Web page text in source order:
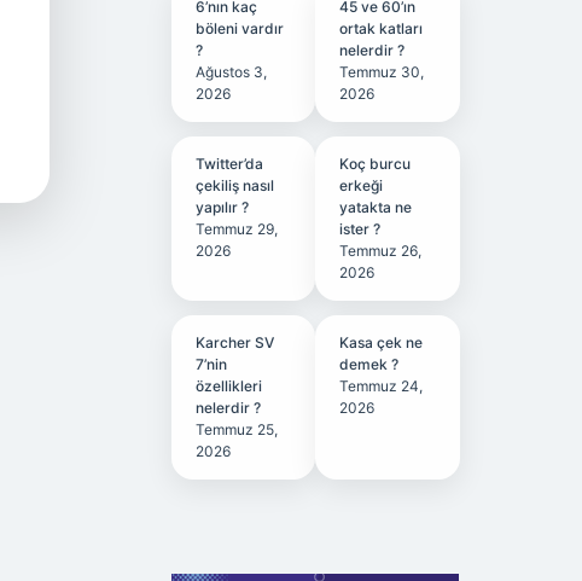
6’nın kaç
böleni vardır
?
Ağustos 3,
2026
45 ve 60’ın
ortak katları
nelerdir ?
Temmuz 30,
2026
Twitter’da
çekiliş nasıl
yapılır ?
Temmuz 29,
2026
Koç burcu
erkeği
yatakta ne
ister ?
Temmuz 26,
2026
Karcher SV
7’nin
özellikleri
nelerdir ?
Temmuz 25,
2026
Kasa çek ne
demek ?
Temmuz 24,
2026